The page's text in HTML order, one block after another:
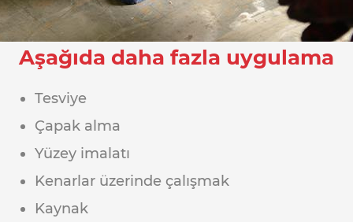
Aşağıda daha fazla uygulama
Tesviye
Çapak alma
Yüzey imalatı
Kenarlar üzerinde çalışmak
Kaynak